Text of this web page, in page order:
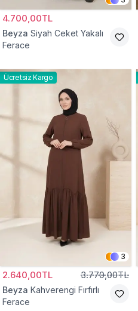
4.700,00TL
Beyza Siyah Ceket Yakalı
Ferace
Ücretsiz Kargo
3
2.640,00TL 3.770,00TL
Beyza Kahverengi Fırfırlı
Ferace